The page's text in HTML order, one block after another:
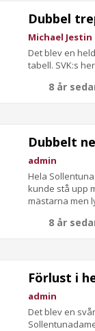
Dubbel
Michael Jestin
Det blev en
tabell. SVK:s
8 år
Dubbelt
admin
Hela
kunde stå upp
mästarna men
8 år
Förlust i
admin
Det blev en